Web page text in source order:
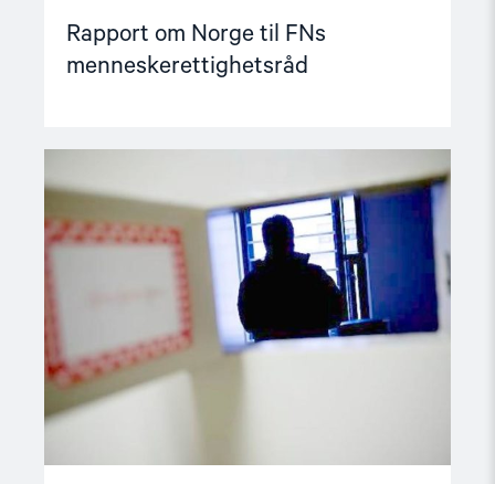
Rapport om Norge til FNs
menneskerettighetsråd
"UN
Committee
against
Torture
presents
on
Norway"